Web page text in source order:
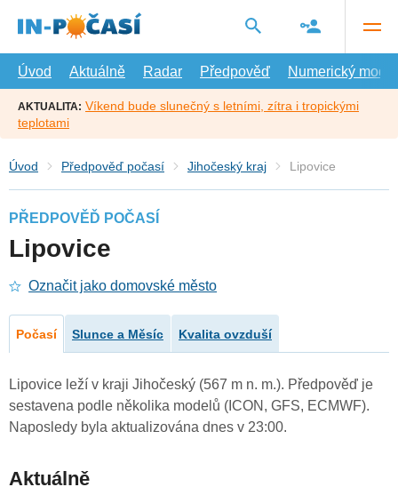
hlavní
Úvod
Aktuálně Radar Předpověď Numerický model
AKTUALITA: Víkend bude slunečný s letními, zítra i tropickými
teplotami
Úvod Předpověď počasí Jihočeský kraj Lipovice
PŘEDPOVĚĎ POČASÍ
Lipovice
Označit jako domovské město
Počasí Slunce a Měsíc Kvalita ovzduší
Lipovice leží v kraji Jihočeský (567 m n. m.). Předpověď je
sestavena podle několika modelů (ICON, GFS, ECMWF).
Naposledy byla aktualizována dnes v 23:00.
Aktuálně